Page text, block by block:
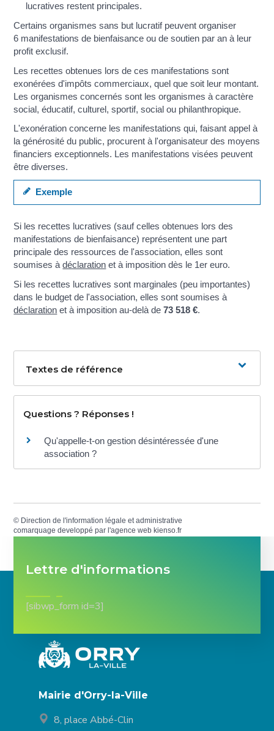
lucratives restent principales.
Certains organismes sans but lucratif peuvent organiser
6 manifestations de bienfaisance ou de soutien par an à leur
profit exclusif.
Les recettes obtenues lors de ces manifestations sont
exonérées d'impôts commerciaux, quel que soit leur montant.
Les organismes concernés sont les organismes à caractère
social, éducatif, culturel, sportif, social ou philanthropique.
L'exonération concerne les manifestations qui, faisant appel à
la générosité du public, procurent à l'organisateur des moyens
financiers exceptionnels. Les manifestations visées peuvent
être diverses.
Exemple
Si les recettes lucratives (sauf celles obtenues lors des
manifestations de bienfaisance) représentent une part
principale des ressources de l'association, elles sont
soumises àdéclaration et à imposition dès le 1er euro.
Si les recettes lucratives sont marginales (peu importantes)
dans le budget de l'association, elles sont soumises à
déclaration et à imposition au-delà de73 518 €.
Textes de référence
Questions ? Réponses !
Qu'appelle-t-on gestion désintéressée d'une
association ?
© Direction de l'information légale et administrative
comarquage developpé par l'agence web kienso.fr
Lettre d'informations
[sibwp_form id=3]
Mairie d'Orry-la-Ville
8, place Abbé-Clin